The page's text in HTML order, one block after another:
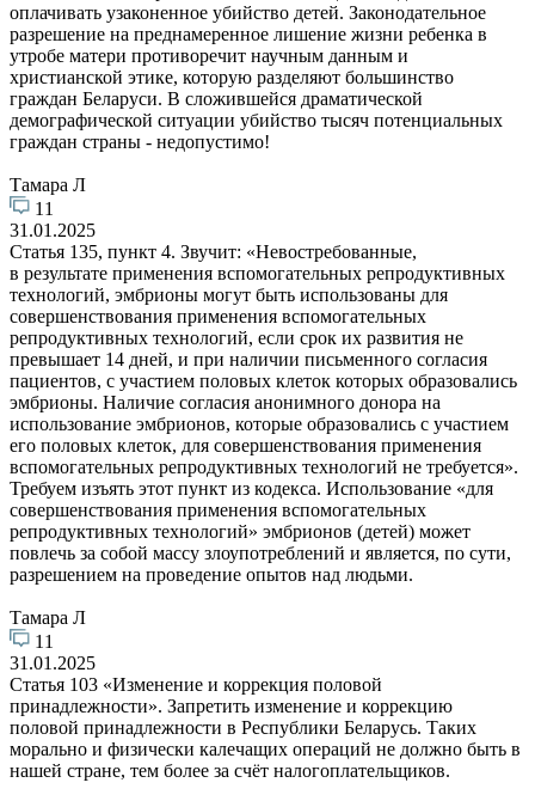
оплачивать узаконенное убийство детей. Законодательное
разрешение на преднамеренное лишение жизни ребенка в
утробе матери противоречит научным данным и
христианской этике, которую разделяют большинство
граждан Беларуси. В сложившейся драматической
демографической ситуации убийство тысяч потенциальных
граждан страны - недопустимо!
Тамара Л
11
31.01.2025
Статья 135, пункт 4. Звучит: «Невостребованные,
в результате применения вспомогательных репродуктивных
технологий, эмбрионы могут быть использованы для
совершенствования применения вспомогательных
репродуктивных технологий, если срок их развития не
превышает 14 дней, и при наличии письменного согласия
пациентов, с участием половых клеток которых образовались
эмбрионы. Наличие согласия анонимного донора на
использование эмбрионов, которые образовались с участием
его половых клеток, для совершенствования применения
вспомогательных репродуктивных технологий не требуется».
Требуем изъять этот пункт из кодекса. Использование «для
совершенствования применения вспомогательных
репродуктивных технологий» эмбрионов (детей) может
повлечь за собой массу злоупотреблений и является, по сути,
разрешением на проведение опытов над людьми.
Тамара Л
11
31.01.2025
Статья 103 «Изменение и коррекция половой
принадлежности». Запретить изменение и коррекцию
половой принадлежности в Республики Беларусь. Таких
морально и физически калечащих операций не должно быть в
нашей стране, тем более за счёт налогоплательщиков.